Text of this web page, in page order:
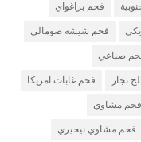
فحم براغواي
فحم شيشه صومالي
صناعي
تجار فحم غابات امريكا
فحم مشاوي
فحم مشاوي نيجيري